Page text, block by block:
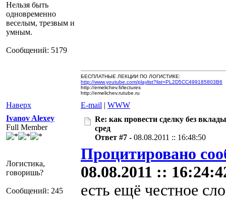
Нельзя быть
одновременно
веселым, трезвым и
умным.
Сообщений: 5179
Наверх
БЕСПЛАТНЫЕ ЛЕКЦИИ ПО ЛОГИСТИКЕ:
http://www.youtube.com/playlist?list=PL2D5CC499185803B6
http://emelichev.fi/lectures
http://emelichev.rutube.ru
E-mail | WWW
Ivanov Alexey
Full Member
Логистика,
говоришь?
Сообщений: 245
Re: как провести сделку без
сред
Ответ #7 - 08.08.2011 :: 16:48:50
Процитировано
08.08.2011 ::
есть ещё честное